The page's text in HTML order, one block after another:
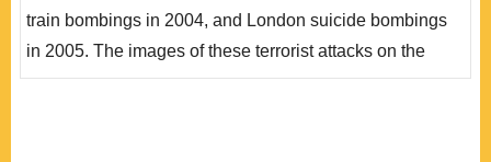
train bombings in 2004, and London suicide bombings
in 2005. The images of these terrorist attacks on the
audience around the globe are readily recalled due to